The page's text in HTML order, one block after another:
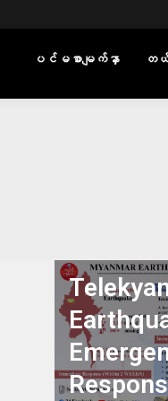
ပင်မစာမျက်နှာ တ